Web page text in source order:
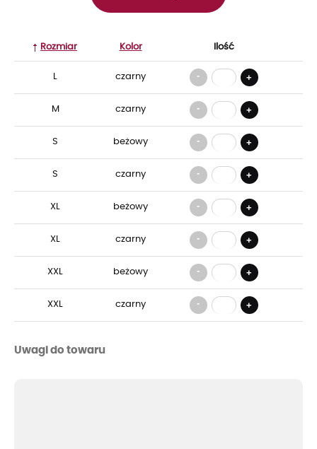
Rozmiar Kolor Ilość
L czarny - +
M czarny - +
S beżowy - +
S czarny - +
XL beżowy - +
XL czarny - +
XXL beżowy - +
XXL czarny - +
Uwagi do towaru